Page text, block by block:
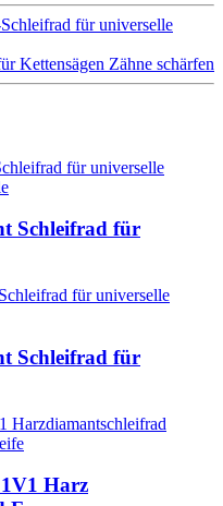
für universelle
Kettensägen Zähne schärfen
Schleifrad für
Schleifrad für
Harz